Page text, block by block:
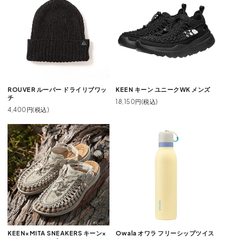
ROUVER ルーバー ドライリブワッ
チ
4,400円(税込)
KEEN キーン ユニークWK メンズ
18,150円(税込)
KEEN×MITA SNEAKERS キーン×
Owala オワラ フリーシップツイス